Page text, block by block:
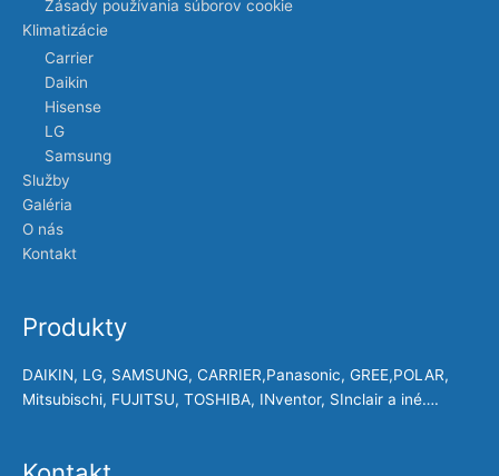
Zásady používania súborov cookie
Klimatizácie
Carrier
Daikin
Hisense
LG
Samsung
Služby
Galéria
O nás
Kontakt
Produkty
DAIKIN, LG, SAMSUNG, CARRIER,Panasonic, GREE,POLAR,
Mitsubischi, FUJITSU, TOSHIBA, INventor, SInclair a iné….